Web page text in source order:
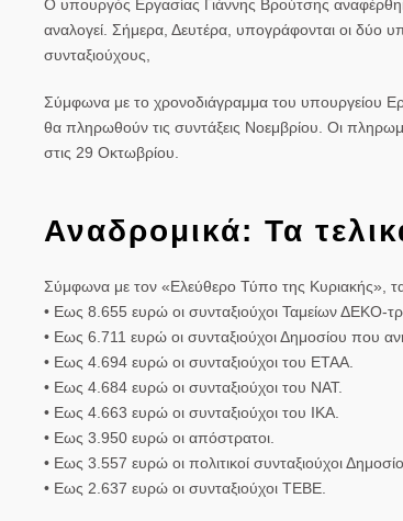
Ο υπουργός Εργασίας Γιάννης Βρούτσης
αναλογεί. Σήμερα, Δευτέρα, υπογράφονται οι δύο
συνταξιούχους,
Σύμφωνα με το χρονοδιάγραμμα του υπουργείου
θα πληρωθούν τις συντάξεις Νοεμβρίου. Οι
στις 29 Οκτωβρίου
Αναδρομικά: Τα
Σύμφωνα με τον «Ελεύθερο Τύπο της Κυριακής», τα
• Εως 8.655 ευρώ οι συνταξιούχοι Ταμείων ΔΕΚΟ-
• Εως 6.711 ευρώ οι συνταξιούχοι Δημοσίου που
• Εως 4.694 ευρώ οι συνταξιούχοι του ΕΤΑΑ.
• Εως 4.684 ευρώ οι συνταξιούχοι του ΝΑΤ.
• Εως 4.663 ευρώ οι συνταξιούχοι του ΙΚΑ.
• Εως 3.950 ευρώ οι απόστρατοι.
• Εως 3.557 ευρώ οι πολιτικοί συνταξιούχοι
• Εως 2.637 ευρώ οι συνταξιούχοι ΤΕΒΕ.